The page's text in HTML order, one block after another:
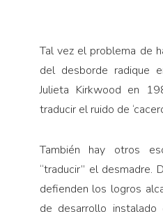
Tal vez el problema de
del desborde radique
Julieta Kirkwood en
traducir el ruido de
También hay otros
“traducir” el desmadre.
defienden los logros
de desarrollo